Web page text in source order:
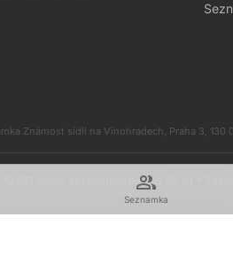
group
Seznamka
Známost sídlí na Vinohradech, Praha 3, 130
621 členů, seznamujete se už 25 let